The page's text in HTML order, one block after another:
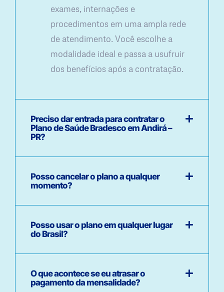
exames, internações e
procedimentos em uma ampla rede
de atendimento. Você escolhe a
modalidade ideal e passa a usufruir
dos benefícios após a contratação.
Preciso dar entrada para contratar o
Plano de Saúde Bradesco em Andirá –
PR?
Posso cancelar o plano a qualquer
momento?
Posso usar o plano em qualquer lugar
do Brasil?
O que acontece se eu atrasar o
pagamento da mensalidade?